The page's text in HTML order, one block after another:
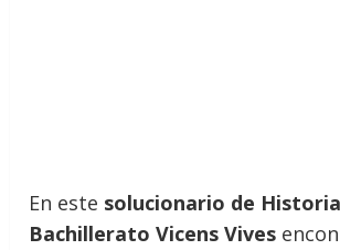
En este solucionario de
Bachillerato Vicens Vives